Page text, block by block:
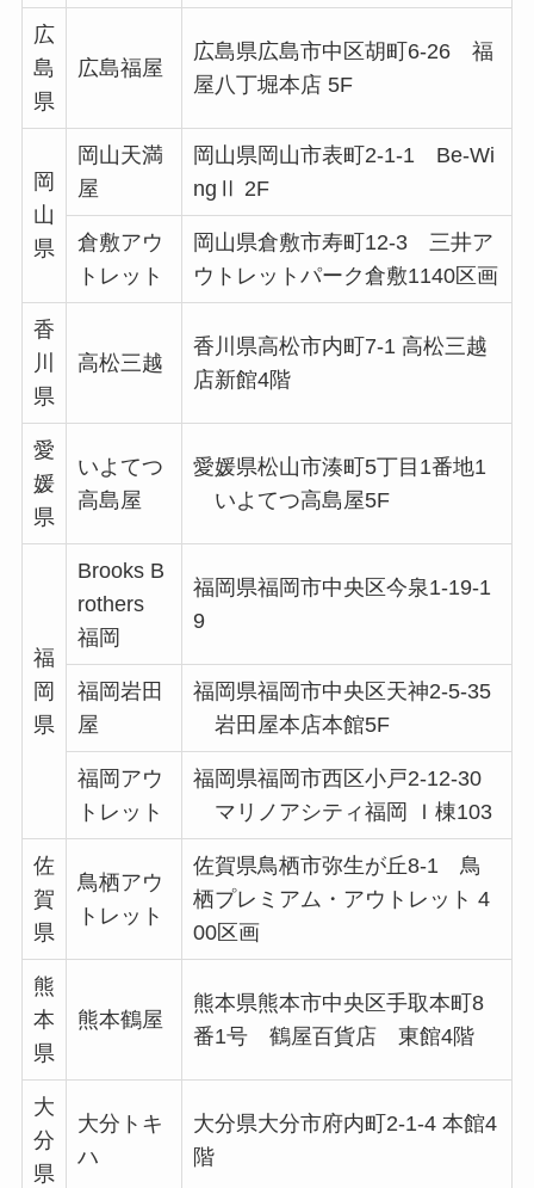
広
島
県
広島福屋
広島県広島市中区胡町6-26 福
屋八丁堀本店 5F
岡
山
県
岡山天満
屋
岡山県岡山市表町2-1-1 Be-Wi
ngⅡ 2F
倉敷アウ
トレット
岡山県倉敷市寿町12-3 三井ア
ウトレットパーク倉敷1140区画
香
川
県
高松三越
香川県高松市内町7-1 高松三越
店新館4階
愛
媛
県
いよてつ
高島屋
愛媛県松山市湊町5丁目1番地1
いよてつ高島屋5F
福
岡
県
Brooks B
rothers
福岡
福岡県福岡市中央区今泉1-19-1
9
福岡岩田
屋
福岡県福岡市中央区天神2-5-35
岩田屋本店本館5F
福岡アウ
トレット
福岡県福岡市西区小戸2-12-30
マリノアシティ福岡 Ｉ棟103
佐
賀
県
鳥栖アウ
トレット
佐賀県鳥栖市弥生が丘8-1 鳥
栖プレミアム・アウトレット 4
00区画
熊
本
県
熊本鶴屋
熊本県熊本市中央区手取本町8
番1号 鶴屋百貨店 東館4階
大
分
県
大分トキ
ハ
大分県大分市府内町2-1-4 本館4
階